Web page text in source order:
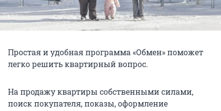
Простая и удобная программа «Обмен» поможет
легко решить квартирный вопрос.
На продажу квартиры собственными силами,
поиск покупателя, показы, оформление